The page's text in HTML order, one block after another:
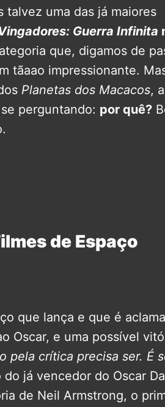
talvez uma das já maiores
Guerra Infinita
que, digamos de
tãaao impressionante.
Planetas dos Macacos, a
perguntando: por quê?
de Espaço
que lança e que é
Oscar, e uma possível
pela crítica precisa ser. É
do já vencedor do Oscar
de Neil Armstrong, o